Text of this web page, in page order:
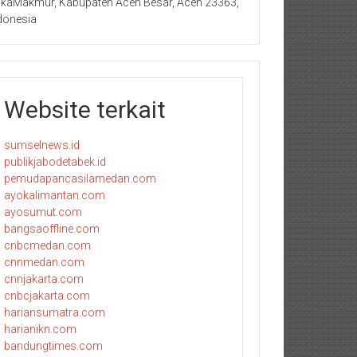
Website terkait
sumselnews.id
publikjabodetabek.id
pemudapancasilamedan.com
ayokalimantan.com
ayosumut.com
bangsaoffline.com
cnbcmedan.com
cnnmedan.com
cnnjakarta.com
cnbcjakarta.com
hariansumatra.com
harianikn.com
bandungtimes.com